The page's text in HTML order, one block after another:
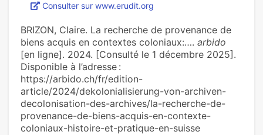
Consulter sur www.erudit.org
BRIZON, Claire. La recherche de provenance de
biens acquis en contextes coloniaux:…. arbido
[en ligne]. 2024. [Consulté le 1 décembre 2025].
Disponible à l’adresse :
https://arbido.ch/fr/edition-
article/2024/dekolonialisierung-von-archiven-
decolonisation-des-archives/la-recherche-de-
provenance-de-biens-acquis-en-contexte-
coloniaux-histoire-et-pratique-en-suisse